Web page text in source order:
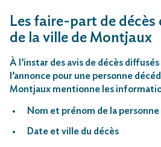
Les faire-part de décès
de la ville de Montjaux
À l’instar des avis de décès
l’annonce pour une personne
Montjaux mentionne les
Nom et prénom de la
Date et ville du décès